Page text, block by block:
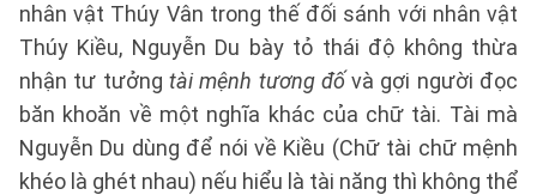
nhân vật Thúy Vân trong thế đối sánh với nhân vật
Thúy Kiều, Nguyễn Du bày tỏ thái độ không thừa
nhận tư tưởng tài mệnh tương đốvà gợi người đọc
băn khoăn về một nghĩa khác của chữ tài. Tài mà
Nguyễn Du dùng để nói về Kiều (Chữ tài chữ mệnh
khéo là ghét nhau) nếu hiểu là tài năng thì không thể